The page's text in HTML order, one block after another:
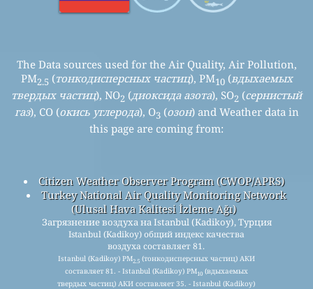
The Data sources used for the Air Quality, Air Pollution,
PM2.5 (тонкодисперсных частиц), PM10(вдыхаемых
твердых частиц), NO2 (диоксида азота), SO2 (сернистый
газ), CO (окись углерода), O3 (озон) and Weather data in
this page are coming from:
Citizen Weather Observer Program (CWOP/APRS)
Turkey National Air Quality Monitoring Network
(Ulusal Hava Kalitesi İzleme Ağı)
Загрязнение воздуха на Istanbul (Kadikoy), Турция
Istanbul (Kadikoy) общий индекс качества
воздуха составляет 81.
Istanbul (Kadikoy) PM2.5(тонкодисперсных частиц) АКИ
составляет 81. - Istanbul (Kadikoy) PM10(вдыхаемых
твердых частиц) АКИ составляет 35. - Istanbul (Kadikoy)